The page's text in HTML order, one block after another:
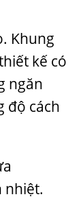
Khung
kế có
ngăn
độ cách
nhiệt.